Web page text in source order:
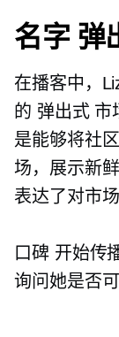
名字 弹
在播客中，
的 弹出式市
是能够将社
场，展示新
表达了对市
口碑开始传
询问她是否